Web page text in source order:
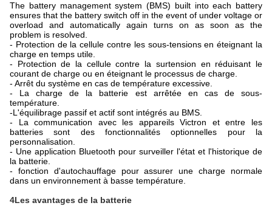
The battery management system (BMS) built into each battery
ensures that the battery switch off in the event of under voltage or
overload and automatically again turns on as soon as the
problem is resolved.
- Protection de la cellule contre les sous-tensions en éteignant la
charge en temps utile.
- Protection de la cellule contre la surtension en réduisant le
courant de charge ou en éteignant le processus de charge.
- Arrêt du système en cas de température excessive.
- La charge de la batterie est arrêtée en cas de sous-
température.
-L'équilibrage passif et actif sont intégrés au BMS.
- La communication avec les appareils Victron et entre les
batteries sont des fonctionnalités optionnelles pour la
personnalisation.
- Une application Bluetooth pour surveiller l'état et l'historique de
la batterie.
- fonction d'autochauffage pour assurer une charge normale
dans un environnement à basse température.
4Les avantages de la batterie